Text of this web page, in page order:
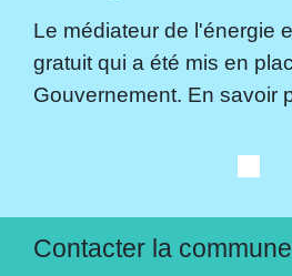
Le médiateur de l'énergie
gratuit qui a été mis en
Gouvernement. En savoir
Contacter la commune